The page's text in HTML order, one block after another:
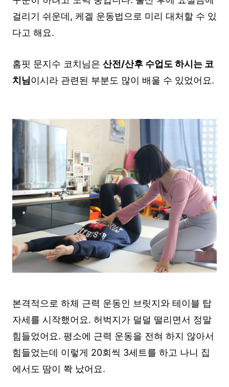
걸리기 쉬운데, 케겔 운동법으로 미리 대처할 수 있
다고 해요.
홈핏 문지수 코치님은 산전/산후 수업도 하시는 코
치님이시라 관련된 부분도 많이 배울 수 있었어요.
본격적으로 하체 근력 운동인 브릿지와 테이블 탑
자세를 시작했어요. 허벅지가 덜덜 떨리면서 정말
힘들었어요. 평소에 근력 운동을 전혀 하지 않아서
힘들었는데 이렇게 20회씩 3세트를 하고 나니 집
에서도 땀이 쫙 났어요.